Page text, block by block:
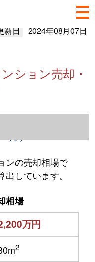
新日 2024年08月07日
ション売却・
ンの売却相場で
しています。
相場
万円
2